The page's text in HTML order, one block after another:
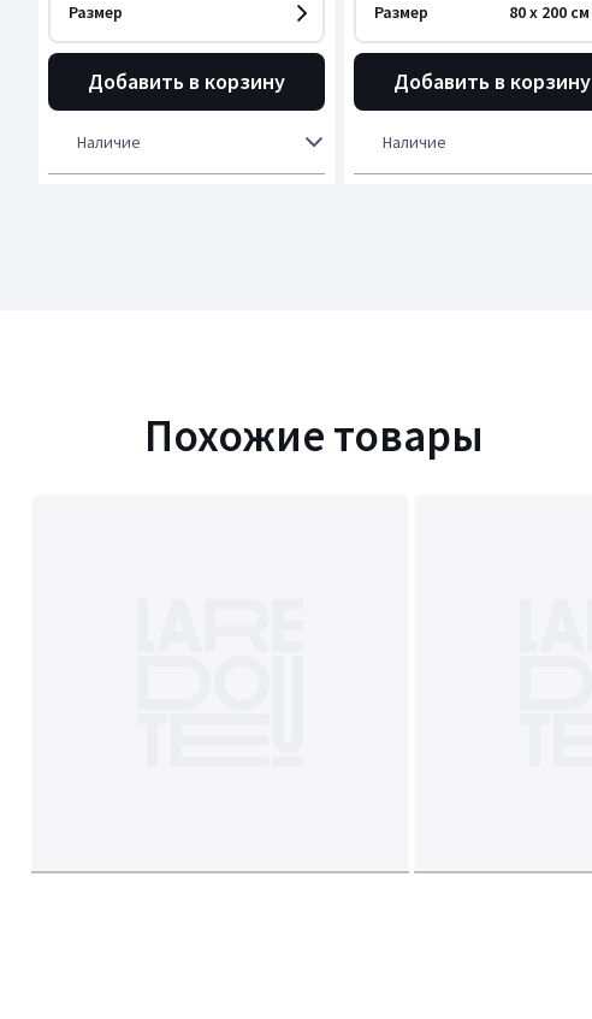
Размер
Добавить в корзину
Наличие
Размер 80 x 200 см
Добавить в корзину
Наличие
Похожие товары